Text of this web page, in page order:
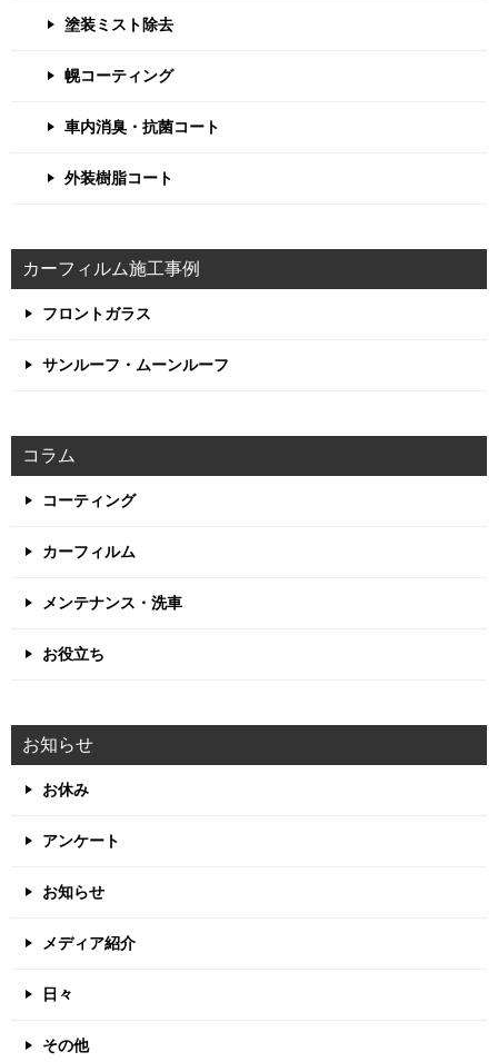
塗装ミスト除去
幌コーティング
車内消臭・抗菌コート
外装樹脂コート
カーフィルム施工事例
フロントガラス
サンルーフ・ムーンルーフ
コラム
コーティング
カーフィルム
メンテナンス・洗車
お役立ち
お知らせ
お休み
アンケート
お知らせ
メディア紹介
日々
その他